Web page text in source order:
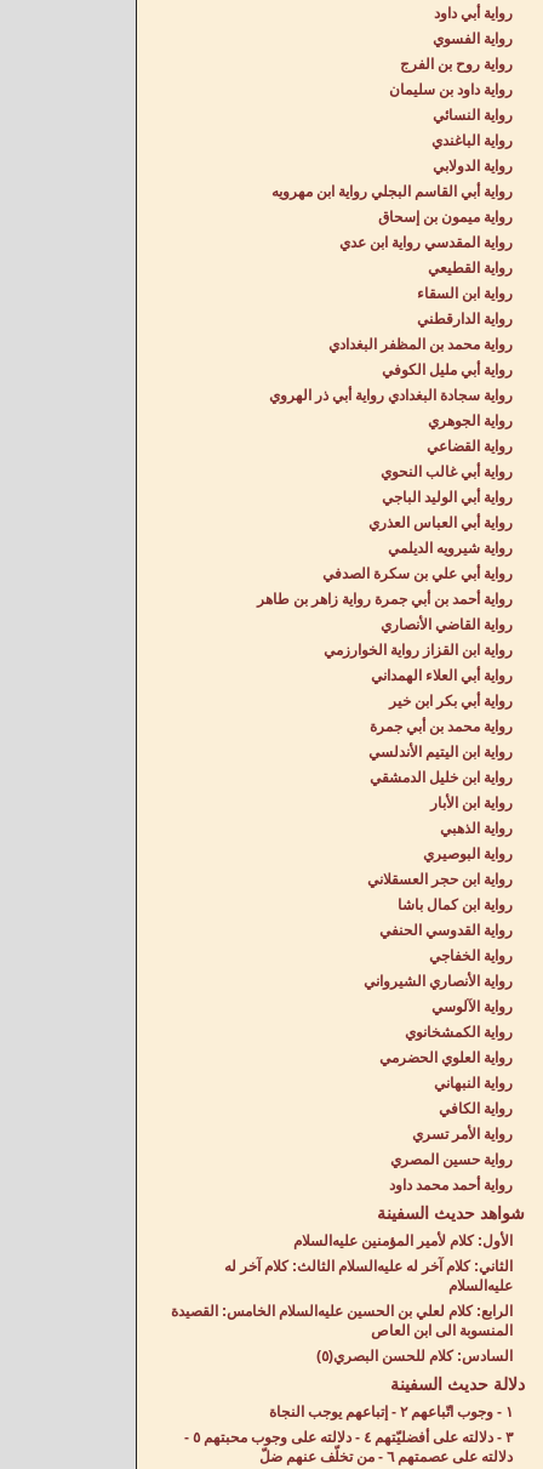
رواية أبي داود
رواية الفسوي
رواية روح بن الفرج
رواية داود بن سليمان
رواية النسائي
رواية الباغندي
رواية الدولابي
رواية أبي القاسم البجلي رواية ابن مهرويه
رواية ميمون بن إسحاق
رواية المقدسي رواية ابن عدي
رواية القطيعي
رواية ابن السقاء
رواية الدارقطني
رواية محمد بن المظفر البغدادي
رواية أبي مليل الكوفي
رواية سجادة البغدادي رواية أبي ذر الهروي
رواية الجوهري
رواية القضاعي
رواية أبي غالب النحوي
رواية أبي الوليد الباجي
رواية أبي العباس العذري
رواية شيرويه الديلمي
رواية أبي علي بن سكرة الصدفي
رواية أحمد بن أبي جمرة رواية زاهر بن طاهر
رواية القاضي الأنصاري
رواية ابن القزاز رواية الخوارزمي
رواية أبي العلاء الهمداني
رواية أبي بكر ابن خير
رواية محمد بن أبي جمرة
رواية ابن اليتيم الأندلسي
رواية ابن خليل الدمشقي
رواية ابن الأبار
رواية الذهبي
رواية البوصيري
رواية ابن حجر العسقلاني
رواية ابن كمال باشا
رواية القدوسي الحنفي
رواية الخفاجي
رواية الأنصاري الشيرواني
رواية الآلوسي
رواية الكمشخانوي
رواية العلوي الحضرمي
رواية النبهاني
رواية الكافي
رواية الأمر تسري
رواية حسين المصري
رواية أحمد محمد داود
شواهد حديث السفينة
الأول: كلام لأمير المؤمنين عليه‌السلام
الثاني: كلام آخر له عليه‌السلام الثالث: كلام آخر له
عليه‌السلام
الرابع: كلام لعلي بن الحسين عليه‌السلام الخامس: القصيدة
المنسوبة الى ابن العاص
السادس: كلام للحسن البصري(٥)
دلالة حديث السفينة
١ - وجوب اتّباعهم ٢ - إتباعهم يوجب النجاة
٣ - دلالته على أفضليّتهم ٤ - دلالته على وجوب محبتهم ٥ -
دلالته على عصمتهم ٦ - من تخلّف عنهم ضلّ